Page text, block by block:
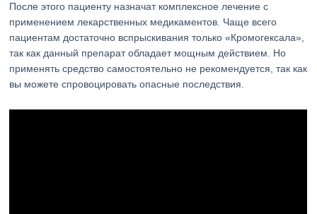
После этого пациенту назначат комплексное лечение с
применением лекарственных медикаментов. Чаще всего
пациентам достаточно вспрыскивания только «Кромогексала»,
так как данный препарат обладает мощным действием. Но
применять средство самостоятельно не рекомендуется, так как
вы можете спровоцировать опасные последствия.